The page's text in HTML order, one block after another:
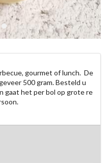
gourmet of lunch.  De
500 gram. Besteld u
gaat het per bol op grote re